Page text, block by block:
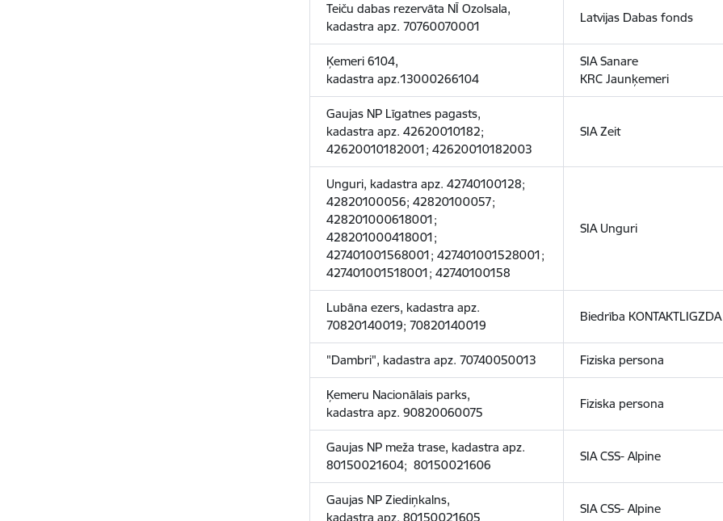
Teiču dabas rezervāta NĪ Ozolsala,
kadastra apz. 70760070001
Latvijas Dabas fonds
Ķemeri 6104,
kadastra apz.13000266104
SIA Sanare
KRC Jaunķemeri
Gaujas NP Līgatnes pagasts,
kadastra apz. 42620010182;
42620010182001; 42620010182003
SIA Zeit
Unguri, kadastra apz. 42740100128;
42820100056; 42820100057;
428201000618001;
428201000418001;
427401001568001; 427401001528001;
427401001518001; 42740100158
SIA Unguri
Lubāna ezers, kadastra apz.
70820140019; 70820140019
Biedrība KONTAKTLIGZDA
"Dambri", kadastra apz. 70740050013 Fiziska persona
Ķemeru Nacionālais parks,
kadastra apz. 90820060075
Fiziska persona
Gaujas NP meža trase, kadastra apz.
80150021604; 80150021606
SIA CSS- Alpine
Gaujas NP Ziediņkalns,
kadastra apz. 80150021605
SIA CSS- Alpine